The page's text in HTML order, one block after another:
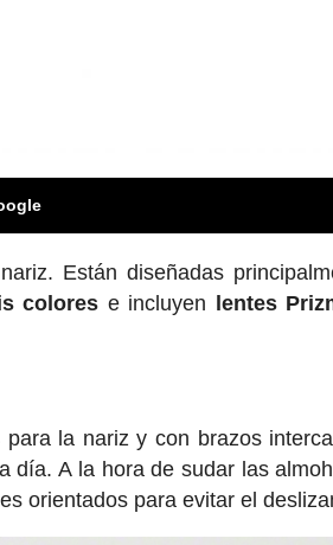
Están diseñadas
colores e incluyen lentes
la nariz y con brazos
día. A la hora de sudar las
orientados para evitar el